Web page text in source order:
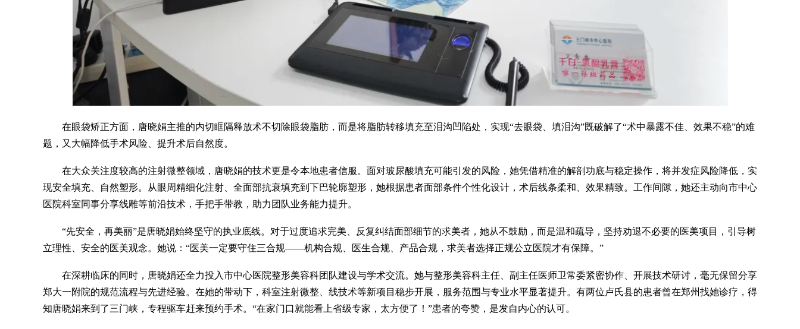
在眼袋矫正方面，唐晓娟主推的内切眶隔释放术不切除眼袋脂肪，而是将脂肪转移填充至泪沟凹陷处，实现“去眼袋、填泪沟”既破解了“术中暴露不佳、效果不稳”的难
题，又大幅降低手术风险、提升术后自然度。
在大众关注度较高的注射微整领域，唐晓娟的技术更是令本地患者信服。面对玻尿酸填充可能引发的风险，她凭借精准的解剖功底与稳定操作，将并发症风险降低，实
现安全填充、自然塑形。从眼周精细化注射、全面部抗衰填充到下巴轮廓塑形，她根据患者面部条件个性化设计，术后线条柔和、效果精致。工作间隙，她还主动向市中心
医院科室同事分享线雕等前沿技术，手把手带教，助力团队业务能力提升。
“先安全，再美丽”是唐晓娟始终坚守的执业底线。对于过度追求完美、反复纠结面部细节的求美者，她从不鼓励，而是温和疏导，坚持劝退不必要的医美项目，引导树
立理性、安全的医美观念。她说：“医美一定要守住三合规——机构合规、医生合规、产品合规，求美者选择正规公立医院才有保障。”
在深耕临床的同时，唐晓娟还全力投入市中心医院整形美容科团队建设与学术交流。她与整形美容科主任、副主任医师卫常委紧密协作、开展技术研讨，毫无保留分享
郑大一附院的规范流程与先进经验。在她的带动下，科室注射微整、线技术等新项目稳步开展，服务范围与专业水平显著提升。有两位卢氏县的患者曾在郑州找她诊疗，得
知唐晓娟来到了三门峡，专程驱车赶来预约手术。“在家门口就能看上省级专家，太方便了！”患者的夸赞，是发自内心的认可。